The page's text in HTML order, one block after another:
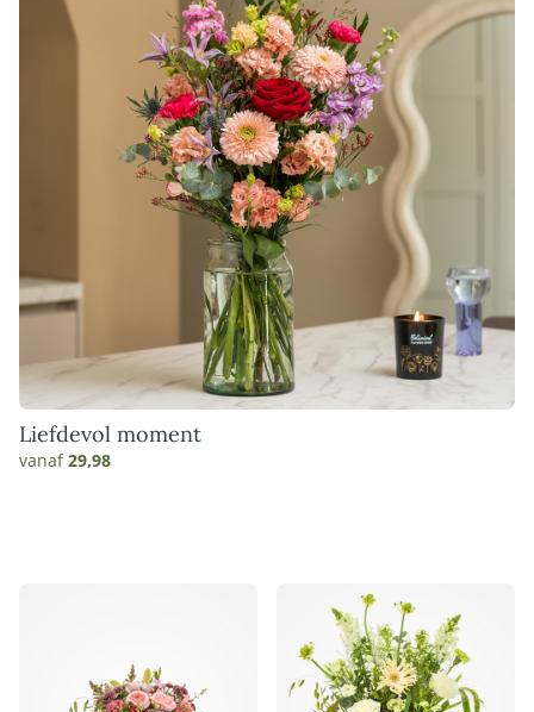
Liefdevol moment
vanaf29,98